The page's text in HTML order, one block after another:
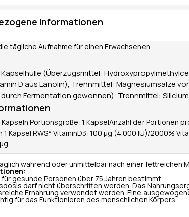
Informationen
tägliche Aufnahme für einen Erwachsenen.
(Überzugsmittel:
D aus Lanolin), Trennmittel: Magnesiumsalze
durch Fermentation gewonnen), Trennmittel:
Portionsgröße: 1 KapselAnzahl der Portionen
1 Kapsel RWS* VitaminD3: 100 μg (4.000 IU)/2000%
während oder unmittelbar nach einer fettreichen
gesunde Personen über 75 Jahren bestimmt.
darf nicht überschritten werden. Das
Ernährung verwendet werden. Eine
für das Funktionieren des menschlichen Körpers.